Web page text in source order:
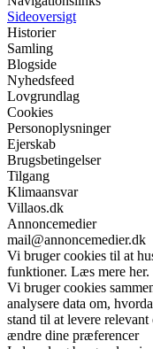
Sideoversigt
Historier
Samling
Blogside
Nyhedsfeed
Lovgrundlag
Cookies
Personoplysninger
Ejerskab
Brugsbetingelser
Tilgang
Klimaansvar
Villaos.dk
Annoncemedier
mail@annoncemedier.dk
Vi bruger cookies til at
funktioner. Læs mere her.
Vi bruger cookies
analysere data om,
stand til at levere
ændre dine præferencer